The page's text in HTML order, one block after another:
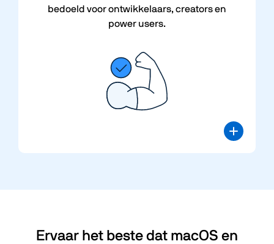
bedoeld voor ontwikkelaars, creators en
power users.
Ervaar het beste dat macOS en